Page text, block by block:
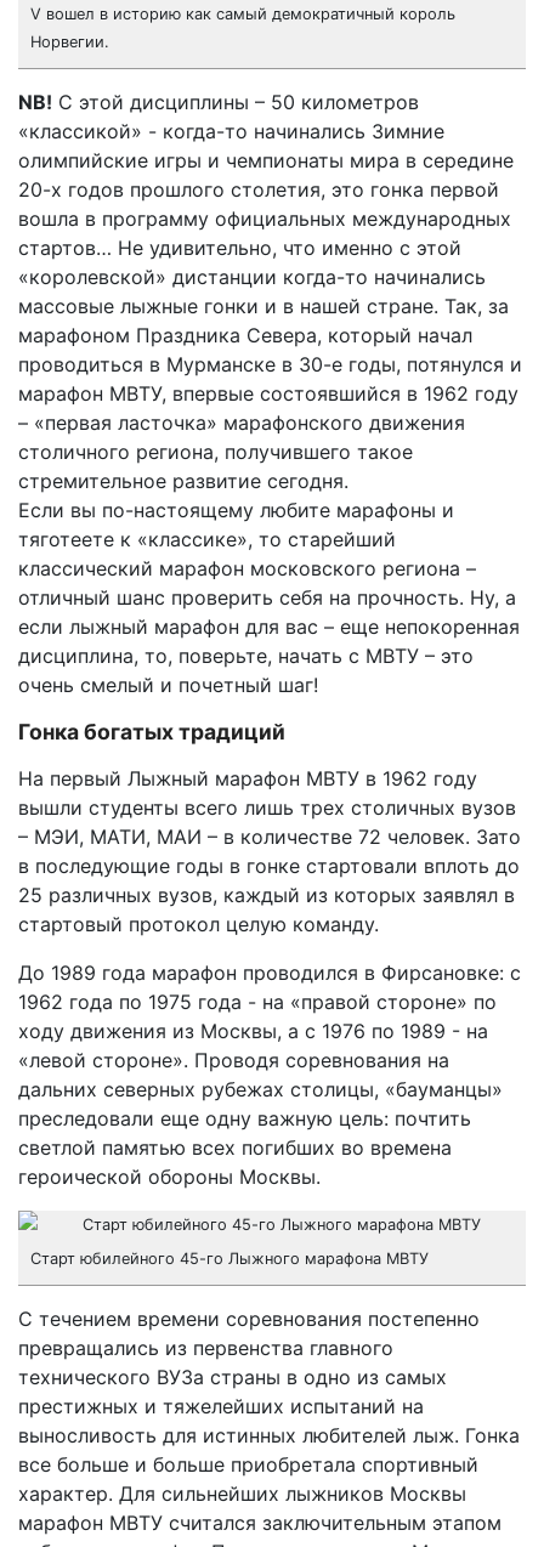
V вошел в историю как самый демократичный король
Норвегии.
NB! С этой дисциплины – 50 километров
«классикой» - когда-то начинались Зимние
олимпийские игры и чемпионаты мира в середине
20-х годов прошлого столетия, это гонка первой
вошла в программу официальных международных
стартов… Не удивительно, что именно с этой
«королевской» дистанции когда-то начинались
массовые лыжные гонки и в нашей стране. Так, за
марафоном Праздника Севера, который начал
проводиться в Мурманске в 30-е годы, потянулся и
марафон МВТУ, впервые состоявшийся в 1962 году
– «первая ласточка» марафонского движения
столичного региона, получившего такое
стремительное развитие сегодня.
Если вы по-настоящему любите марафоны и
тяготеете к «классике», то старейший
классический марафон московского региона –
отличный шанс проверить себя на прочность. Ну, а
если лыжный марафон для вас – еще непокоренная
дисциплина, то, поверьте, начать с МВТУ – это
очень смелый и почетный шаг!
Гонка богатых традиций
На первый Лыжный марафон МВТУ в 1962 году
вышли студенты всего лишь трех столичных вузов
– МЭИ, МАТИ, МАИ – в количестве 72 человек. Зато
в последующие годы в гонке стартовали вплоть до
25 различных вузов, каждый из которых заявлял в
стартовый протокол целую команду.
До 1989 года марафон проводился в Фирсановке: с
1962 года по 1975 года - на «правой стороне» по
ходу движения из Москвы, а с 1976 по 1989 - на
«левой стороне». Проводя соревнования на
дальних северных рубежах столицы, «бауманцы»
преследовали еще одну важную цель: почтить
светлой памятью всех погибших во времена
героической обороны Москвы.
Старт юбилейного 45-го Лыжного марафона МВТУ
С течением времени соревнования постепенно
превращались из первенства главного
технического ВУЗа страны в одно из самых
престижных и тяжелейших испытаний на
выносливость для истинных любителей лыж. Гонка
все больше и больше приобретала спортивный
характер. Для сильнейших лыжников Москвы
марафон МВТУ считался заключительным этапом